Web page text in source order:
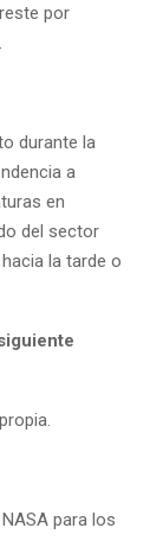
por
durante la
a
en
del sector
la tarde o
para los